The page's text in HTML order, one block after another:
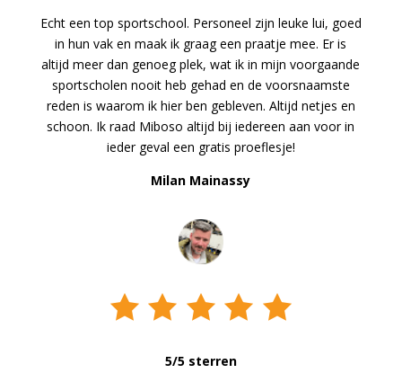
Echt een top sportschool. Personeel zijn leuke lui, goed
in hun vak en maak ik graag een praatje mee. Er is
altijd meer dan genoeg plek, wat ik in mijn voorgaande
sportscholen nooit heb gehad en de voorsnaamste
reden is waarom ik hier ben gebleven. Altijd netjes en
schoon. Ik raad Miboso altijd bij iedereen aan voor in
ieder geval een gratis proeflesje!
Milan Mainassy
5/5 sterren